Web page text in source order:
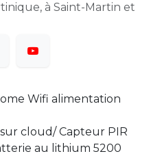
à Saint-Martin et
Wifi alimentation
cloud/ Capteur PIR
au lithium 5200